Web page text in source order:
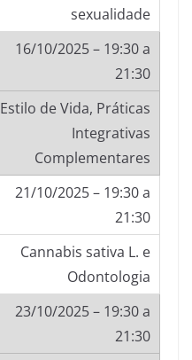
sexualidade
16/10/2025 – 19:30 a
21:30
Estilo de Vida, Práticas
Integrativas
Complementares
21/10/2025 – 19:30 a
21:30
Cannabis sativa L. e
Odontologia
23/10/2025 – 19:30 a
21:30